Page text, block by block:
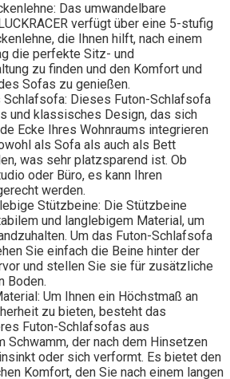
Das umwandelbare
verfügt über eine 5-stufig
die Ihnen hilft, nach einem
die perfekte Sitz- und
zu finden und den Komfort und
Sofas zu genießen.
Schlafsofa: Dieses Futon-Schlafsofa
und klassisches Design, das sich
Ecke Ihres Wohnraums integrieren
als Sofa als auch als Bett
was sehr platzsparend ist. Ob
oder Büro, es kann Ihren
werden.
Stützbeine: Die Stützbeine
und langlebigem Material, um
Um das Futon-Schlafsofa
Sie einfach die Beine hinter der
und stellen Sie sie für zusätzliche
Boden.
Um Ihnen ein Höchstmaß an
zu bieten, besteht das
Futon-Schlafsofas aus
Schwamm, der nach dem Hinsetzen
oder sich verformt. Es bietet den
Komfort, den Sie nach einem langen